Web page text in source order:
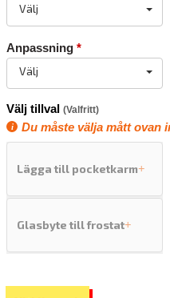
Välj
Anpassning *
Välj
Välj tillval (Valfritt)
Du måste välja mått ovan
Lägga till pocketkarm+
Glasbyte till frostat+